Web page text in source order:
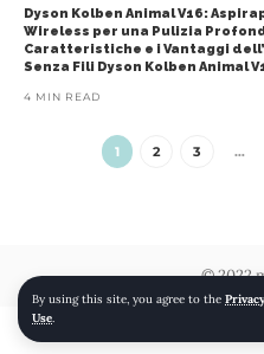
By using this site, you agree to the
Use.
Dyson Kolben Animal V16:
Wireless per una Pulizia
Caratteristiche e i Vantaggi
Senza Fili Dyson Kolben Animal
4 MIN READ
1 2 3 …
© 2022